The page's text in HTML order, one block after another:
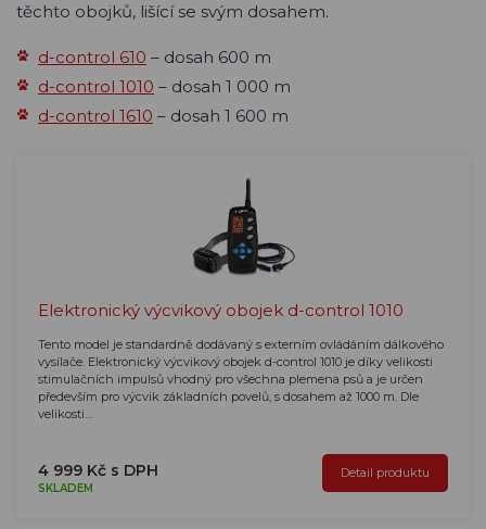
těchto obojků, lišící se svým dosahem.
d-control 610 – dosah 600 m
d-control 1010 – dosah 1 000 m
d-control 1610 – dosah 1 600 m
Elektronický výcvikový obojek d-control 1010
Tento model je standardně dodávaný s externím ovládáním dálkového
vysílače. Elektronický výcvikový obojek d-control 1010 je díky velikosti
stimulačních impulsů vhodný pro všechna plemena psů a je určen
především pro výcvik základních povelů, s dosahem až 1000 m. Dle
velikosti…
4 999 Kč s DPH
SKLADEM
Detail produktu